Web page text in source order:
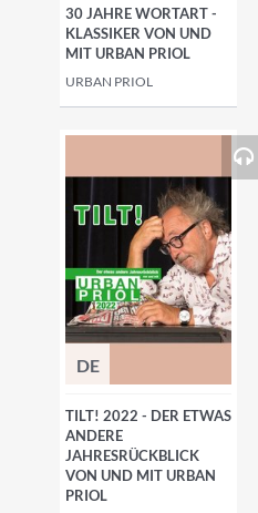
30 JAHRE WORTART -
KLASSIKER VON UND
MIT URBAN PRIOL
URBAN PRIOL
DE
TILT! 2022 - DER ETWAS
ANDERE
JAHRESRÜCKBLICK
VON UND MIT URBAN
PRIOL